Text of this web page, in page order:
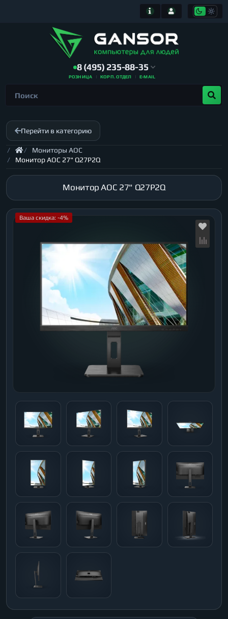
8 (495) 235-88-35
РОЗНИЦА КОРП. ОТДЕЛ E-MAIL
Перейти в категорию
Мониторы AOC
Монитор AOC 27" Q27P2Q
Монитор AOC 27" Q27P2Q
Ваша скидка: -4%